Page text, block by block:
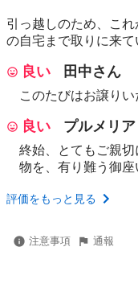
引っ越しのため、こ
の自宅まで取りに来
良い 田中さん
このたびはお譲りい
良い プルメリア
終始、とてもご親
物を、有り難う御座
評価をもっと見る
注意事項 通報